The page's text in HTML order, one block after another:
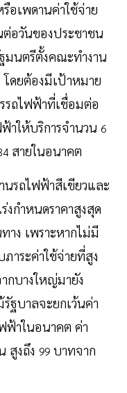
อเพดานค่าใช้จ่าย
ต่อวันของประชาชน
มนตรีตั้งคณะทำงาน
ดยต้องมีเป้าหมาย
รถไฟฟ้าที่เชื่อมต่อ
าให้บริการจำนวน 6
สายในอนาคต
รถไฟฟ้าสีเขียวและ
กำหนดราคาสูงสุด
าง เพราะหากไม่มี
าระค่าใช้จ่ายที่สูง
กบางใหญ่มายัง
ฐบาลจะยกเว้นค่า
ฟฟ้าในอนาคต ค่า
สูงถึง 99 บาทจาก